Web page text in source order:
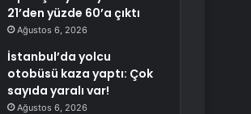
21’den yüzde 60’a çıktı
Ağustos 6, 2026
İstanbul’da yolcu
otobüsü kaza yaptı: Çok
sayıda yaralı var!
Ağustos 6, 2026